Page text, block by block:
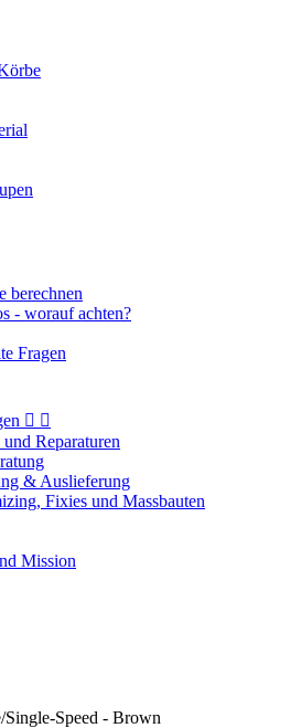
berechnen
- worauf achten?
Fragen
 
und Reparaturen
& Auslieferung
Fixies und Massbauten
Mission
Single-Speed - Brown